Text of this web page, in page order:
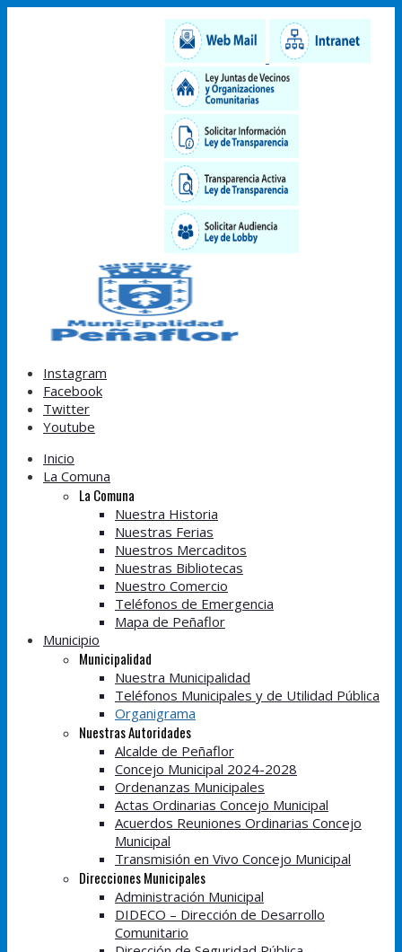
Instagram
Facebook
Twitter
Youtube
Inicio
La Comuna
La Comuna
Nuestra Historia
Nuestras Ferias
Nuestros Mercaditos
Nuestras Bibliotecas
Nuestro Comercio
Teléfonos de Emergencia
Mapa de Peñaflor
Municipio
Municipalidad
Nuestra Municipalidad
Teléfonos Municipales y de Utilidad Pública
Organigrama
Nuestras Autoridades
Alcalde de Peñaflor
Concejo Municipal 2024-2028
Ordenanzas Municipales
Actas Ordinarias Concejo Municipal
Acuerdos Reuniones Ordinarias Concejo
Municipal
Transmisión en Vivo Concejo Municipal
Direcciones Municipales
Administración Municipal
DIDECO – Dirección de Desarrollo
Comunitario